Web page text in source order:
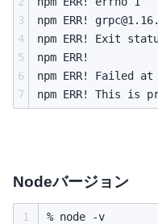
3
4
5
6
7
npm ERR!
npm ERR! Exit
npm ERR!
npm ERR! Failed
Nodeバージョン
1
% node -v